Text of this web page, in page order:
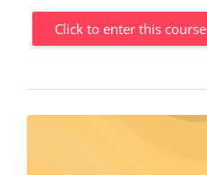
Click to enter this course